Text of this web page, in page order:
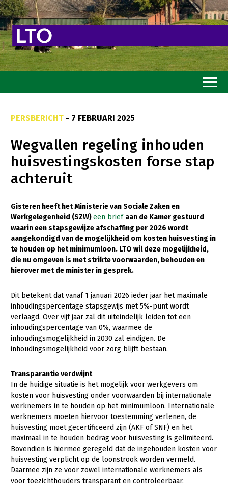
Goed eten
Mooi groen
Sterk ondernemerschap
Transitiepaden
Thema’s
Gezonde planten
Gezonde dieren
Bodem en water
Platteland en omgeving
Mens, ondernemerschap en onderwijs
Internationaal
Sectoren
Dier
Biologische Landbouw
Geitenhouderij
Kalverhouderij
Konijnenhouderij
PERSBERICHT - 7 FEBRUARI 2025
Wegvallen regeling inhouden
huisvestingskosten forse stap
achteruit
Gisteren heeft het Ministerie van Sociale Zaken en
Werkgelegenheid (SZW)een brief aan de Kamer gestuurd
waarin een stapsgewijze afschaffing per 2026 wordt
aangekondigd van de mogelijkheid om kosten huisvesting in
te houden op het minimumloon. LTO wil deze mogelijkheid,
die nu omgeven is met strikte voorwaarden, behouden en
hierover met de minister in gesprek.
Dit betekent dat vanaf 1 januari 2026 ieder jaar het maximale
inhoudingspercentage stapsgewijs met 5%-punt wordt
verlaagd. Over vijf jaar zal dit uiteindelijk leiden tot een
inhoudingspercentage van 0%, waarmee de
inhoudingsmogelijkheid in 2030 zal eindigen. De
inhoudingsmogelijkheid voor zorg blijft bestaan.
Transparantie verdwijnt
In de huidige situatie is het mogelijk voor werkgevers om
kosten voor huisvesting onder voorwaarden bij internationale
werknemers in te houden op het minimumloon. Internationale
werknemers moeten hiervoor toestemming verlenen, de
huisvesting moet gecertificeerd zijn (AKF of SNF) en het
maximaal in te houden bedrag voor huisvesting is gelimiteerd.
Bovendien is hiermee geregeld dat de ingehouden kosten voor
huisvesting verplicht op de loonstrook worden vermeld.
Daarmee zijn ze voor zowel internationale werknemers als
voor toezichthouders transparant en controleerbaar.